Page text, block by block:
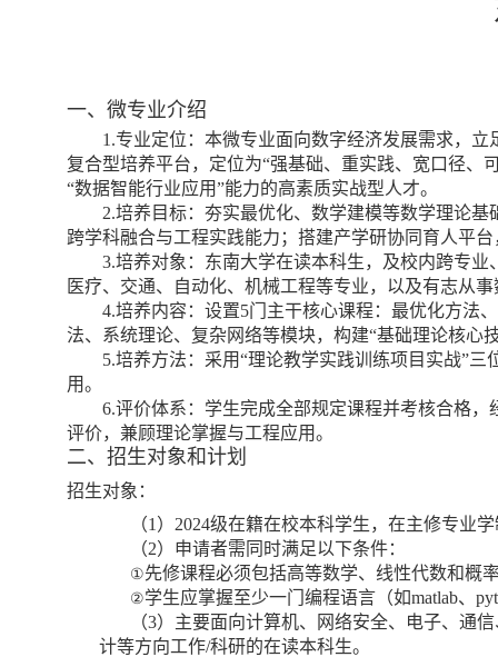
一、微专业介绍
1.专业定位：本微专业面向数字经济发展需求，
复合型培养平台，定位为“强基础、重实践、宽口径
“数据智能行业应用”能力的高素质实战型人才。
2.培养目标：夯实最优化、数学建模等数学理论
跨学科融合与工程实践能力；搭建产学研协同育人平
3.培养对象：东南大学在读本科生，及校内跨专
医疗、交通、自动化、机械工程等专业，以及有志从
4.培养内容：设置5门主干核心课程：最优化方法
法、系统理论、复杂网络等模块，构建“基础理论核心
5.培养方法：采用“理论教学实践训练项目实战”三
用。
6.评价体系：学生完成全部规定课程并考核合格
评价，兼顾理论掌握与工程应用。
二、招生对象和计划
招生对象：
（1 ） 2024级在籍在校本科学生，在主修专业
（2） 申请者需同时满足以下条件：
①先修课程必须包括高等数学、线性代数和概
②学生应掌握至少一门编程语言（如matlab、
（3）主要面向计算机、网络安全、电子、通
计等方向工作/科研的在读本科生。